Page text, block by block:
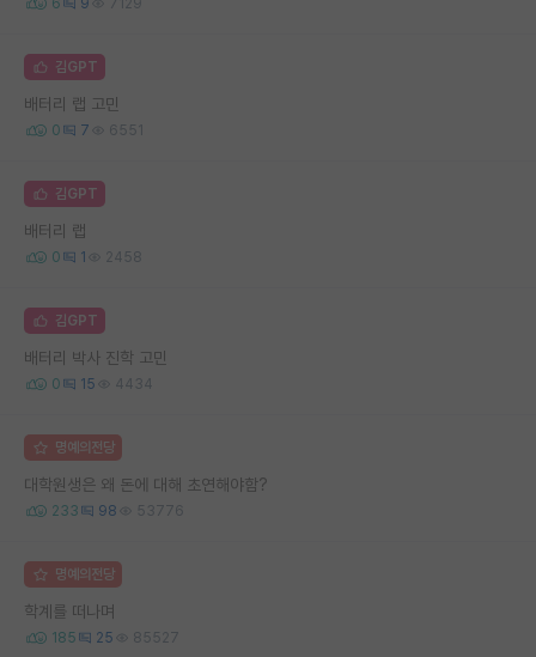
김GPT
배터리 랩 고민
0 7 6551
김GPT
배터리 랩
0 1 2458
김GPT
배터리 박사 진학 고민
0 15 4434
명예의전당
대학원생은 왜 돈에 대해 초연해야함?
233 98 53776
명예의전당
학계를 떠나며
185 25 85527